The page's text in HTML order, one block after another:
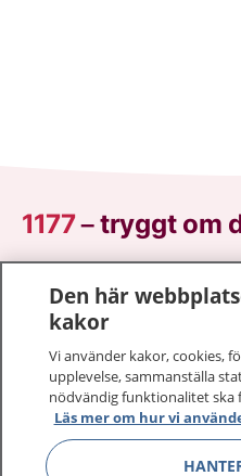
1177–tryggt om
sjukdomar och vilka
Logga in för att läsa din
vårdärenden. Ring
sjukvårdsrådgivning
1177 ger dig råd när du
Den här
kakor
Vi använder kakor, cookies,
upplevelse, sammanställa
nödvändig funktionalitet ska
Läs mer om hur vi